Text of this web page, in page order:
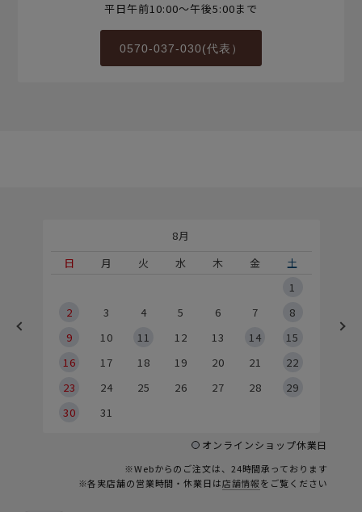
平日午前10:00～午後5:00まで
0570-037-030(代表）
8月
日
月 火 水 木 金
土
1
2
3 4 5 6 7
8
9
10 11 12 13 14
15
16
17 18 19 20 21
22
23
24 25 26 27 28
29
30
31
オンラインショップ休業日
※Webからのご注文は、24時間承っております
※各実店舗の営業時間・休業日は店舗情報をご覧ください